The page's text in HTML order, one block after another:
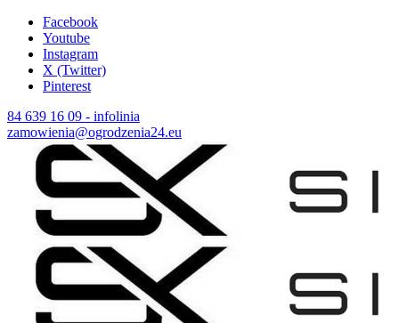
Facebook
Youtube
Instagram
X (Twitter)
Pinterest
84 639 16 09 - infolinia
zamowienia@ogrodzenia24.eu